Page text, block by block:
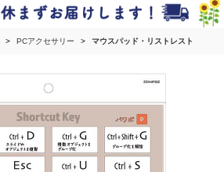
PCアクセサリー マウスパッド・リストレスト